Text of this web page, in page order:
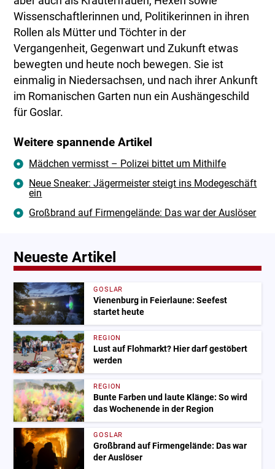
Wissenschaftlerinnen und, Politikerinnen in ihren
Rollen als Mütter und Töchter in der
Vergangenheit, Gegenwart und Zukunft etwas
bewegten und heute noch bewegen. Sie ist
einmalig in Niedersachsen, und nach ihrer Ankunft
im Romanischen Garten nun ein Aushängeschild
für Goslar.
Weitere spannende Artikel
Mädchen vermisst – Polizei bittet um Mithilfe
Neue Sneaker: Jägermeister steigt ins Modegeschäft
ein
Großbrand auf Firmengelände: Das war der Auslöser
Neueste Artikel
GOSLAR
Vienenburg in Feierlaune: Seefest
startet heute
REGION
Lust auf Flohmarkt? Hier darf gestöbert
werden
REGION
Bunte Farben und laute Klänge: So wird
das Wochenende in der Region
GOSLAR
Großbrand auf Firmengelände: Das war
der Auslöser